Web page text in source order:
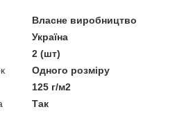
Власне виробництво
Україна
2 (шт)
Одного розміру
125 г/м2
Так